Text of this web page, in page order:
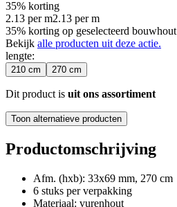
35% korting
2.13 per m2.13 per m
35% korting op geselecteerd bouwhout
Bekijk alle producten uit deze actie.
lengte:
210 cm 270 cm
Dit product is uit ons assortiment
Toon alternatieve producten
Productomschrijving
Afm. (hxb): 33x69 mm, 270 cm
6 stuks per verpakking
Materiaal: vurenhout